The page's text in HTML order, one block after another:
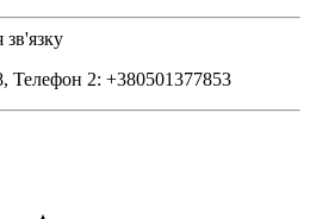
зв'язку
Телефон 2: +380501377853